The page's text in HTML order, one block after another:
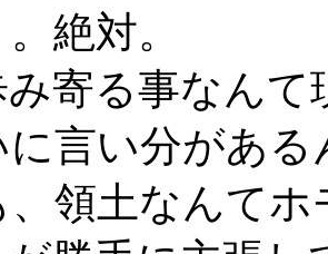
絶対。
寄る事なん
に言い分があ
、領土なんて